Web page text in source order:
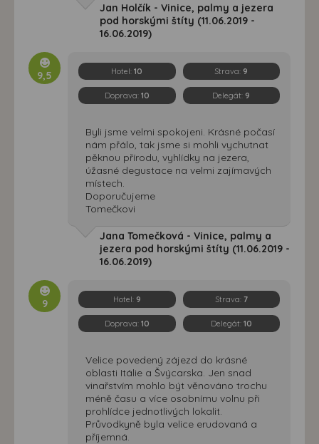
Jan Holčík - Vinice, palmy a jezera
pod horskými štíty (11.06.2019 -
16.06.2019)
9,5 Hotel:10 Strava: 9
Doprava: 10 Delegát: 9
Byli jsme velmi spokojeni. Krásné počasí
nám přálo, tak jsme si mohli vychutnat
pěknou přírodu, vyhlídky na jezera,
úžasné degustace na velmi zajímavých
místech.
Doporučujeme
Tomečkovi
Jana Tomečková - Vinice, palmy a
jezera pod horskými štíty (11.06.2019 -
16.06.2019)
9 Hotel: 9 Strava: 7
Doprava: 10 Delegát: 10
Velice povedený zájezd do krásné
oblasti Itálie a Švýcarska. Jen snad
vinařstvím mohlo být věnováno trochu
méně času a více osobnímu volnu při
prohlídce jednotlivých lokalit.
Průvodkyně byla velice erudovaná a
příjemná.